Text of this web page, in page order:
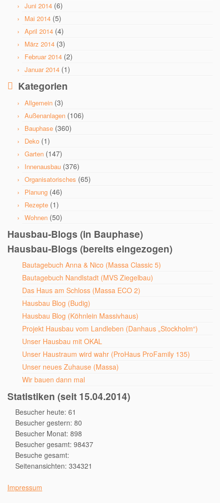
Juni 2014 (6)
Mai 2014 (5)
April 2014 (4)
März 2014 (3)
Februar 2014 (2)
Januar 2014 (1)
Kategorien
Allgemein (3)
Außenanlagen (106)
Bauphase (360)
Deko (1)
Garten (147)
Innenausbau (376)
Organisatorisches (65)
Planung (46)
Rezepte (1)
Wohnen (50)
Hausbau-Blogs (in Bauphase)
Hausbau-Blogs (bereits eingezogen)
Bautagebuch Anna & Nico (Massa Classic 5)
Bautagebuch Nandlstadt (MVS Ziegelbau)
Das Haus am Schloss (Massa ECO 2)
Hausbau Blog (Budig)
Hausbau Blog (Köhnlein Massivhaus)
Projekt Hausbau vom Landleben (Danhaus „Stockholm“)
Unser Hausbau mit OKAL
Unser Haustraum wird wahr (ProHaus ProFamily 135)
Unser neues Zuhause (Massa)
Wir bauen dann mal
Statistiken (seit 15.04.2014)
Besucher heute: 61
Besucher gestern: 80
Besucher Monat: 898
Besucher gesamt: 98437
Besuche gesamt:
Seitenansichten: 334321
Impressum